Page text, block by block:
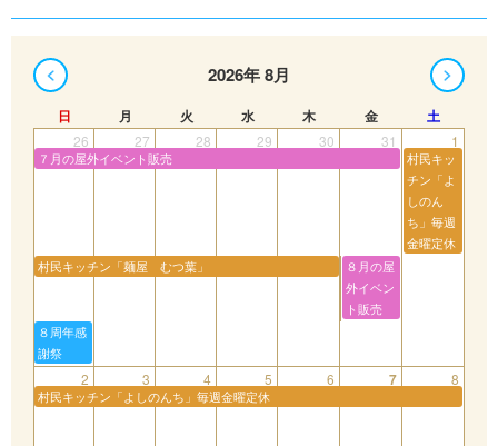
2026年 8月
日 月 火 水 木 金 土
26 27 28 29 30 31 1
７月の屋外イベント販売
村民キッ
チン「よ
しのん
ち」毎週
金曜定休
村民キッチン「麺屋 むつ葉」
８月の屋
外イベン
ト販売
８周年感
謝祭
2 3 4 5 6 7 8
村民キッチン「よしのんち」毎週金曜定休